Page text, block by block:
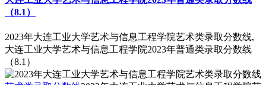
（8.1）
2023年大连工业大学艺术与信息工程学院艺术类录取分数线,
大连工业大学艺术与信息工程学院2023年普通类录取分数线
（8.1）